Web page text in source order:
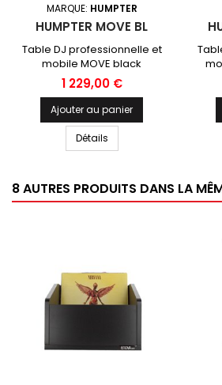
MARQUE: HUMPTER
HUMPTER MOVE BL
Table DJ professionnelle et
mobile MOVE black
Prix
1 229,00 €
Ajouter au panier
Détails
8 AUTRES PRODUITS DANS LA